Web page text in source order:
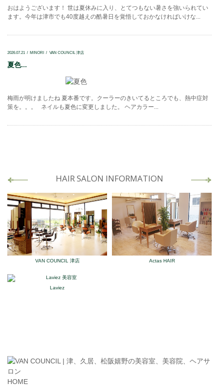
おはようございます！ 世は夏休みに入り、とてつもない暑さを強いられてい
ます。今年は津市でも40度越えの酷暑日を覚悟しておかなければいけな...
2026.07.21 MINORI VAN COUNCIL 津店
夏色...
梅雨が明けましたね 夏本番です。クーラーのきいてるところでも、熱中症対
策を。。。 ネイルも夏色に変更しました。 ヘアカラー...
HAIR SALON INFORMATION
VAN COUNCIL 津店 Actas HAIR
Laviez
HOME